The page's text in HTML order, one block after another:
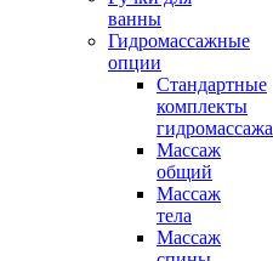
ванны
Гидромассажные
опции
Стандартные
комплекты
гидромассажа
Массаж
общий
Массаж
тела
Массаж